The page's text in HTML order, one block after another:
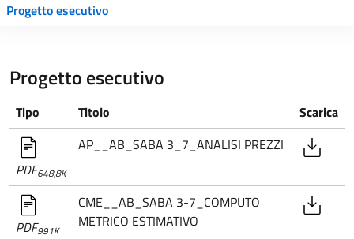
Progetto esecutivo
Progetto esecutivo
Tipo Titolo Scarica
PDF648,8K
AP__AB_SABA 3_7_ANALISI PREZZI
PDF991K
CME__AB_SABA 3-7_COMPUTO
METRICO ESTIMATIVO